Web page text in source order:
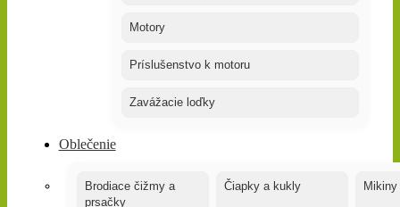
Motory
Príslušenstvo k motoru
Zavážacie loďky
Oblečenie
Brodiace čižmy a
prsačky
Čiapky a kukly Mikiny